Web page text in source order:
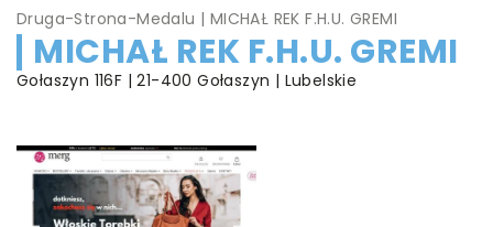
Druga-Strona-Medalu | MICHAŁ REK F.H.U. GREMI
MICHAŁ REK F.H.U. GREMI
Gołaszyn 116F | 21-400 Gołaszyn | Lubelskie